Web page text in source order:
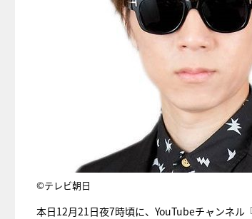
©テレビ朝日
本日12月21日夜7時頃に、YouTubeチャンネル